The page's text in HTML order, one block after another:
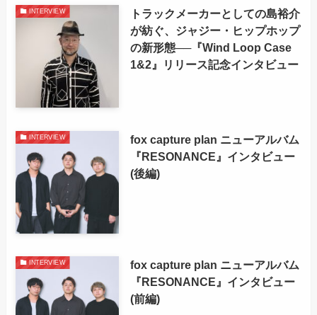
INTERVIEW
トラックメーカーとしての島裕介
が紡ぐ、ジャジー・ヒップホップ
の新形態──『Wind Loop Case
1&2』リリース記念インタビュー
INTERVIEW
fox capture plan ニューアルバム
『RESONANCE』インタビュー
(後編)
INTERVIEW
fox capture plan ニューアルバム
『RESONANCE』インタビュー
(前編)